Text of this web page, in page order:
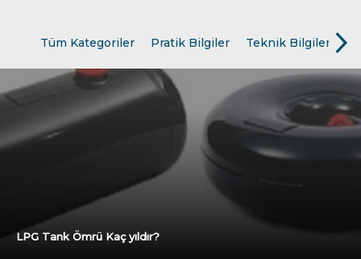
Tüm Kategoriler Pratik Bilgiler Teknik Bilgiler
LPG Tank Ömrü Kaç yıldır?